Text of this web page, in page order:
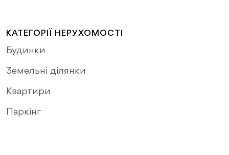
КАТЕГОРІЇ НЕРУХОМОСТІ
Будинки
Земельні ділянки
Квартири
Паркінг